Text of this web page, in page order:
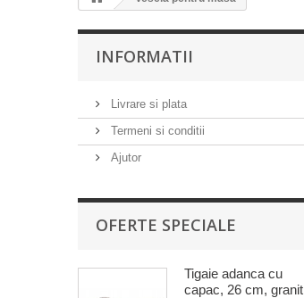
INFORMATII
Livrare si plata
Termeni si conditii
Ajutor
OFERTE SPECIALE
Tigaie adanca cu
capac, 26 cm, granit